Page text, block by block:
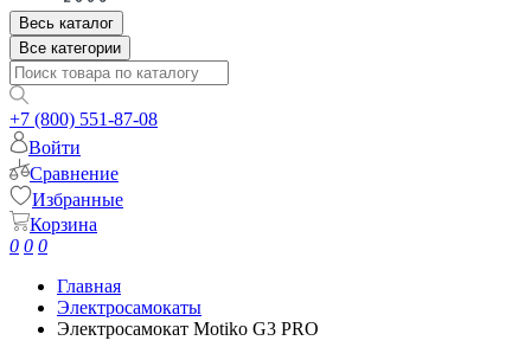
Весь каталог
Все категории
+7 (800) 551-87-08
Войти
Сравнение
Избранные
Корзина
0 0 0
Главная
Электросамокаты
Электросамокат Motiko G3 PRO